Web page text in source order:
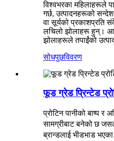
विश्वभरका महिलाहरूले
गर्छ, उत्पादनहरूको
वा सूर्यको प्रकाशप्रति
लचिलो झोलाहरू हुन्।
झोलाहरूले तपाईंको
सोधपुछविवरण
फूड ग्रेड प्रिन्टेड
प्रोटिन पानीको बाष्प
सामग्रीबाट बनेको छ
ब्रान्डलाई भीडभाड